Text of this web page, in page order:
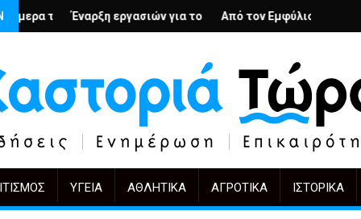
– Ο Άρμιν Βέγκνερ απέναντι στη λήθη
εργασιών για το Κέντρο Ημέρας Ολικής Φροντίδας στην
Από τον Εμφύλιο στην Πόλωση: το ίδιο
KIFF 51: Η
ΥΓΕΊΑ ΑΘΛΗΤΙΚΆ ΑΓΡΟΤΙΚΆ ΙΣΤΟΡΙΚΆ